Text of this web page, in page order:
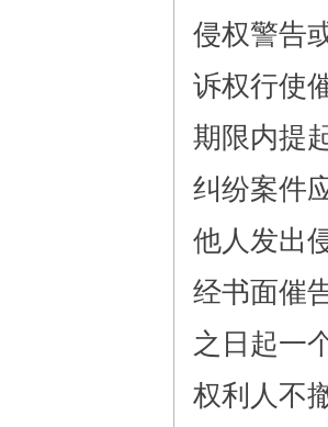
侵权警告
诉权行使
期限内提
纠纷案件
他人发出
经书面催
之日起一
权利人不